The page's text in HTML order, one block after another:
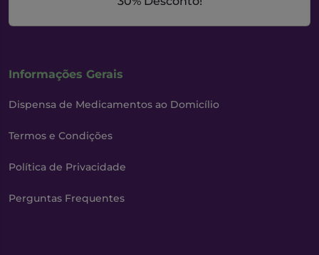
Informações Gerais
Dispensa de Medicamentos ao Domicílio
Termos e Condições
Política de Privacidade
Perguntas Frequentes